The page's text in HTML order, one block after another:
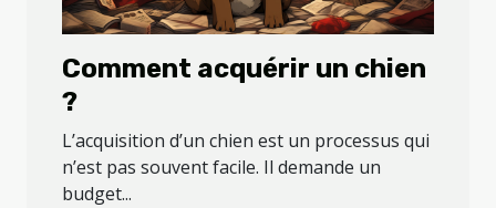
Comment acquérir un chien
?
L’acquisition d’un chien est un processus qui
n’est pas souvent facile. Il demande un
budget...